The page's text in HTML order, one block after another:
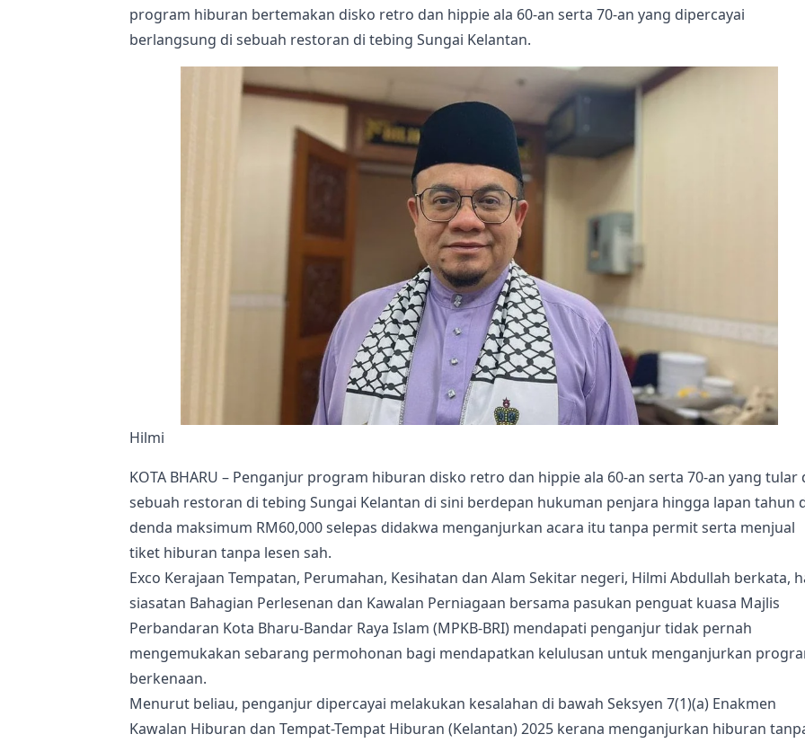
program hiburan bertemakan disko retro dan hippie ala 60-an serta 70-an yang dipercayai
berlangsung di sebuah restoran di tebing Sungai Kelantan.
Hilmi
KOTA BHARU – Penganjur program hiburan disko retro dan hippie ala 60-an serta 70-an yang tular
sebuah restoran di tebing Sungai Kelantan di sini berdepan hukuman penjara hingga lapan tahun
denda maksimum RM60,000 selepas didakwa menganjurkan acara itu tanpa permit serta menjual
tiket hiburan tanpa lesen sah.
Exco Kerajaan Tempatan, Perumahan, Kesihatan dan Alam Sekitar negeri, Hilmi Abdullah berkata,
siasatan Bahagian Perlesenan dan Kawalan Perniagaan bersama pasukan penguat kuasa Majlis
Perbandaran Kota Bharu-Bandar Raya Islam (MPKB-BRI) mendapati penganjur tidak pernah
mengemukakan sebarang permohonan bagi mendapatkan kelulusan untuk menganjurkan
berkenaan.
Menurut beliau, penganjur dipercayai melakukan kesalahan di bawah Seksyen 7(1)(a) Enakmen
Kawalan Hiburan dan Tempat-Tempat Hiburan (Kelantan) 2025 kerana menganjurkan hiburan